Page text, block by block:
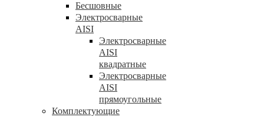
Бесшовные
Электросварные
AISI
Электросварные
AISI
квадратные
Электросварные
AISI
прямоугольные
Комплектующие